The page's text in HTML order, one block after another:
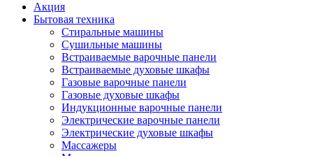
Акция
Бытовая техника
Стиральные машины
Сушильные машины
Встраиваемые варочные панели
Встраиваемые духовые шкафы
Газовые варочные панели
Газовые духовые шкафы
Индукционные варочные панели
Электрические варочные панели
Электрические духовые шкафы
Массажеры